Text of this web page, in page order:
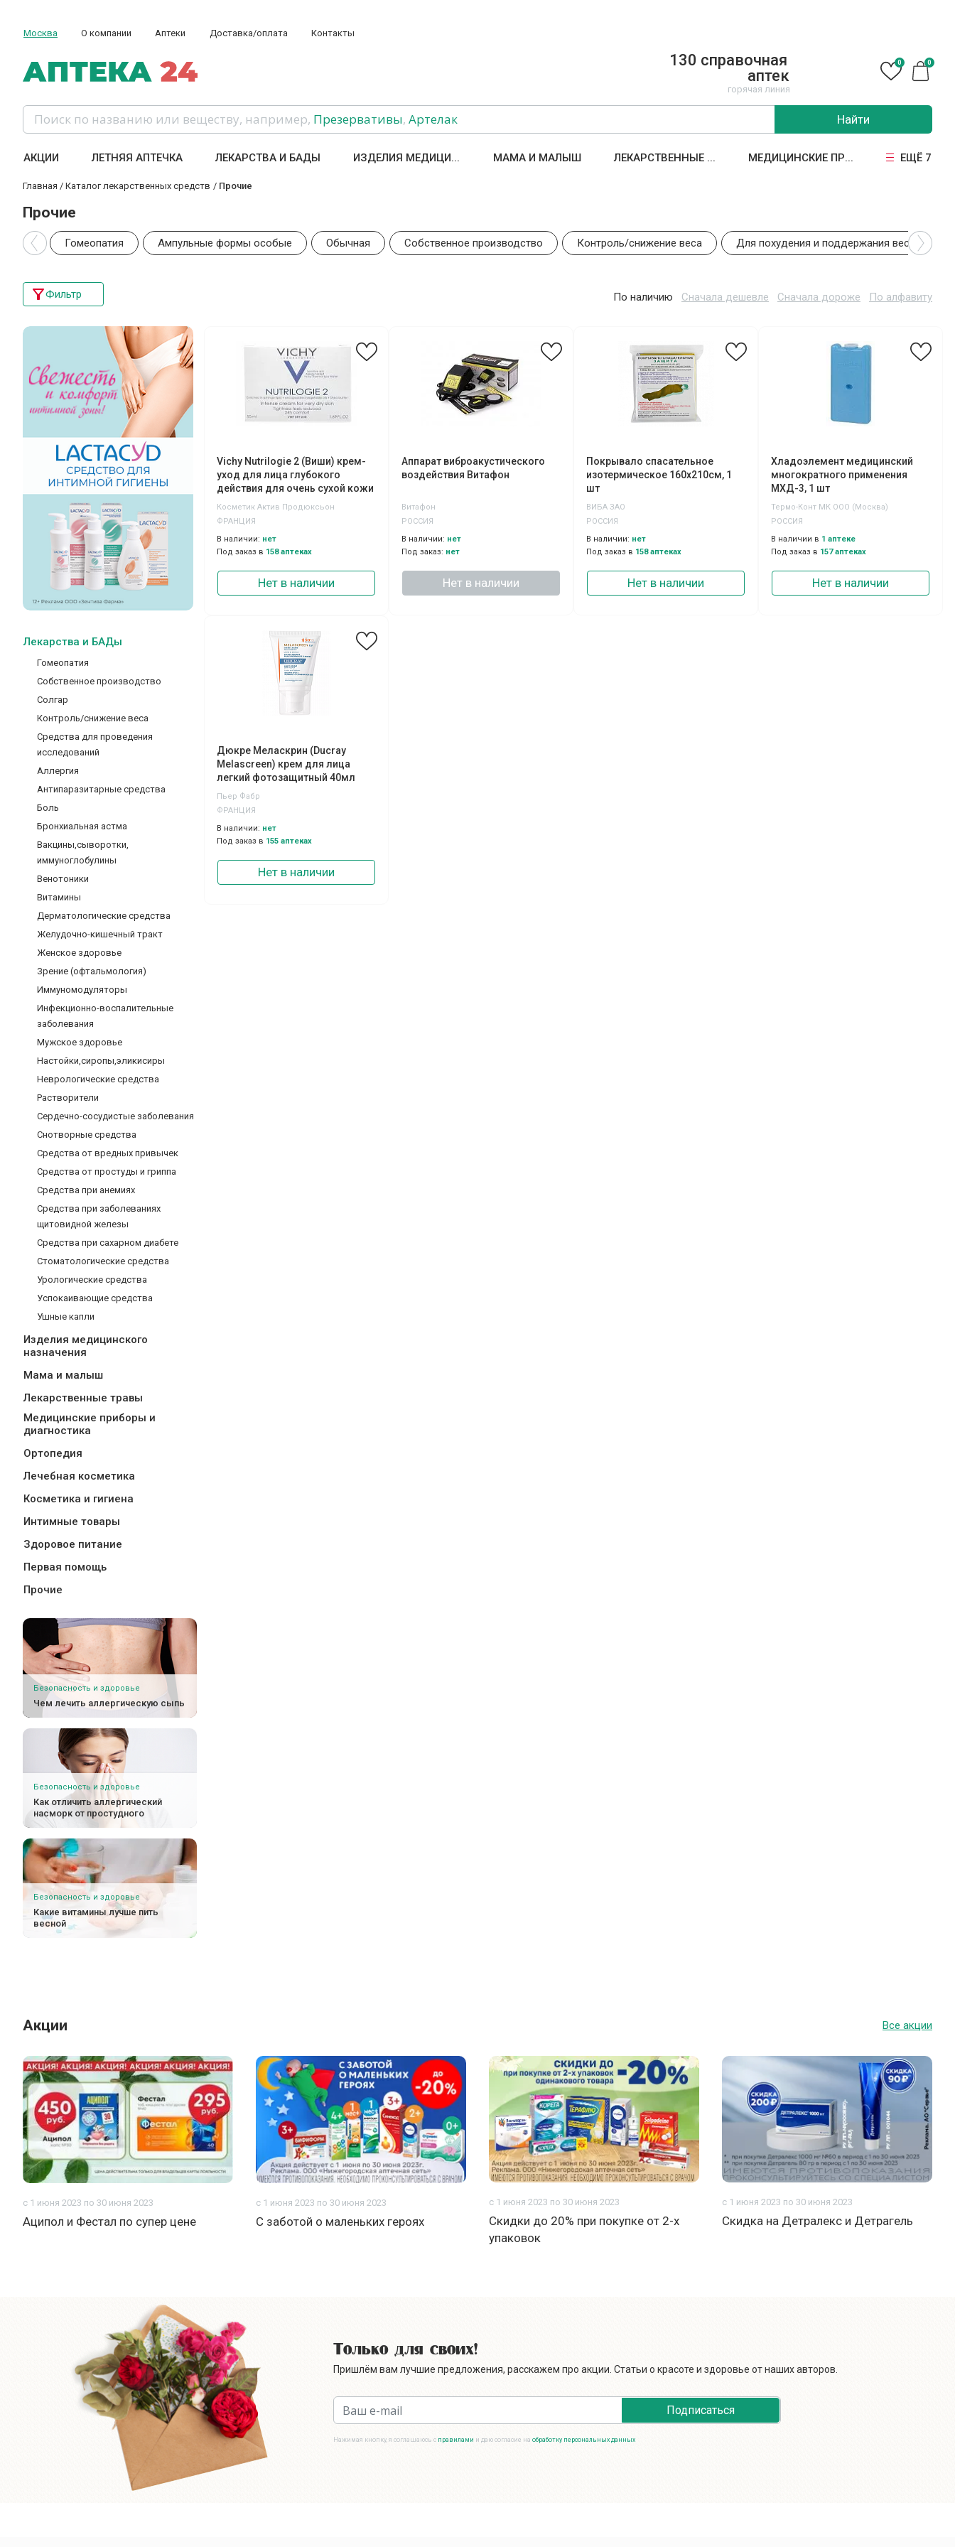
Москва О компании Аптеки Доставка/оплата Контакты
130 справочная
аптек
горячая линия
0 0
Поиск по названию или веществу, например, Презервативы, Артелак Найти
АКЦИИ ЛЕТНЯЯ АПТЕЧКА ЛЕКАРСТВА И БАДЫ ИЗДЕЛИЯ МЕДИЦИ... МАМА И МАЛЫШ ЛЕКАРСТВЕННЫЕ ... МЕДИЦИНСКИЕ ПР... ЕЩЁ 7
Главная / Каталог лекарственных средств / Прочие
Прочие
Гомеопатия Ампульные формы особые Обычная Собственное производство Контроль/снижение веса Для похудения и поддержания веса
Фильтр По наличию Сначала дешевле Сначала дороже По алфавиту
Лекарства и БАДы
Гомеопатия
Собственное производство
Солгар
Контроль/снижение веса
Средства для проведения
исследований
Аллергия
Антипаразитарные средства
Боль
Бронхиальная астма
Вакцины,сыворотки,
иммуноглобулины
Венотоники
Витамины
Дерматологические средства
Желудочно-кишечный тракт
Женское здоровье
Зрение (офтальмология)
Иммуномодуляторы
Инфекционно-воспалительные
заболевания
Мужское здоровье
Настойки,сиропы,эликисиры
Неврологические средства
Растворители
Сердечно-сосудистые заболевания
Снотворные средства
Средства от вредных привычек
Средства от простуды и гриппа
Средства при анемиях
Средства при заболеваниях
щитовидной железы
Средства при сахарном диабете
Стоматологические средства
Урологические средства
Успокаивающие средства
Ушные капли
Изделия медицинского
назначения
Мама и малыш
Лекарственные травы
Медицинские приборы и
диагностика
Ортопедия
Лечебная косметика
Косметика и гигиена
Интимные товары
Здоровое питание
Первая помощь
Прочие
Безопасность и здоровье
Чем лечить аллергическую сыпь
Безопасность и здоровье
Как отличить аллергический
насморк от простудного
Безопасность и здоровье
Какие витамины лучше пить
весной
Vichy Nutrilogie 2 (Виши) крем-
уход для лица глубокого
действия для очень сухой кожи
50мл
Косметик Актив Продюксьон
ФРАНЦИЯ
В наличии: нет
Под заказ в 158 аптеках
Нет в наличии
Аппарат виброакустического
воздействия Витафон
Витафон
РОССИЯ
В наличии: нет
Под заказ: нет
Нет в наличии
Покрывало спасательное
изотермическое 160х210см, 1
шт
ВИБА ЗАО
РОССИЯ
В наличии: нет
Под заказ в 158 аптеках
Нет в наличии
Хладоэлемент медицинский
многократного применения
МХД-3, 1 шт
Термо-Конт МК ООО (Москва)
РОССИЯ
В наличии в 1 аптеке
Под заказ в 157 аптеках
Нет в наличии
Дюкре Меласкрин (Ducray
Melascreen) крем для лица
легкий фотозащитный 40мл
SPF50+
Пьер Фабр
ФРАНЦИЯ
В наличии: нет
Под заказ в 155 аптеках
Нет в наличии
Акции Все акции
с 1 июня 2023 по 30 июня 2023
Аципол и Фестал по супер цене
с 1 июня 2023 по 30 июня 2023
С заботой о маленьких героях
с 1 июня 2023 по 30 июня 2023
Скидки до 20% при покупке от 2-х
упаковок
с 1 июня 2023 по 30 июня 2023
Скидка на Детралекс и Детрагель
Только для своих!
Пришлём вам лучшие предложения, расскажем про акции. Статьи о красоте и здоровье от наших авторов.
Подписаться
Нажимая кнопку, я соглашаюсь с правилами и даю согласие на обработку персональных данных